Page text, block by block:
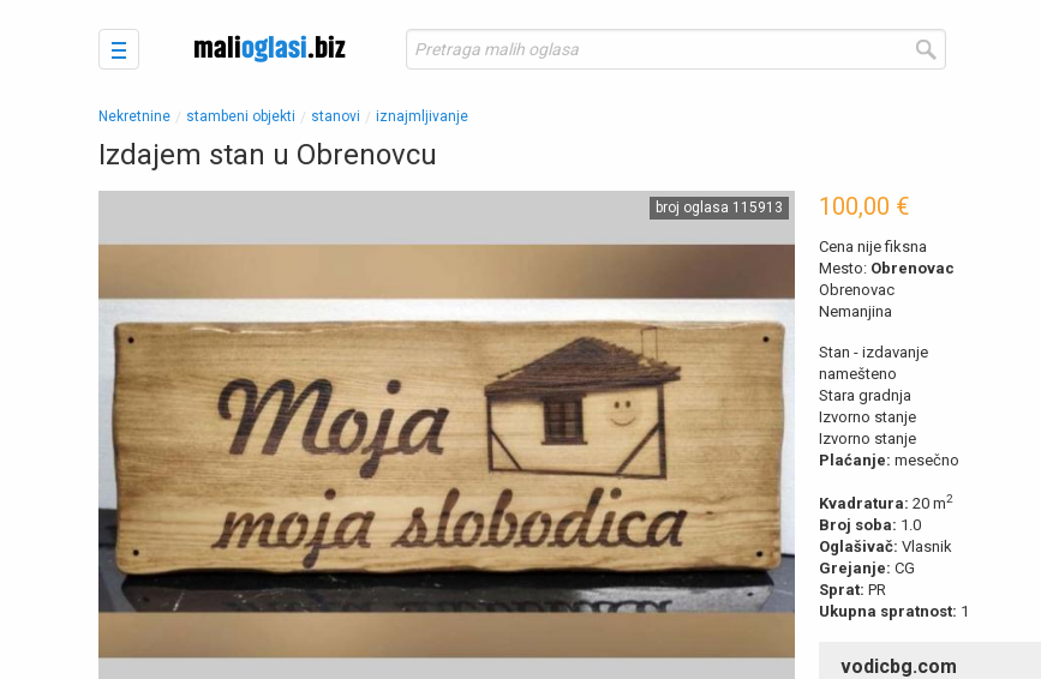
Nekretnine stambeni objekti stanovi iznajmljivanje
Izdajem stan u Obrenovcu
broj oglasa 115913
◀︎
100,00 €
Cena nije fiksna
Mesto: Obrenovac
Obrenovac
Nemanjina
Stan - izdavanje
namešteno
Stara gradnja
Izvorno stanje
Izvorno stanje
Plaćanje:mesečno
Kvadratura:20 m2
Broj soba: 1.0
Oglašivač:Vlasnik
Grejanje:CG
Sprat:PR
Ukupna spratnost: 1
vodicbg.com